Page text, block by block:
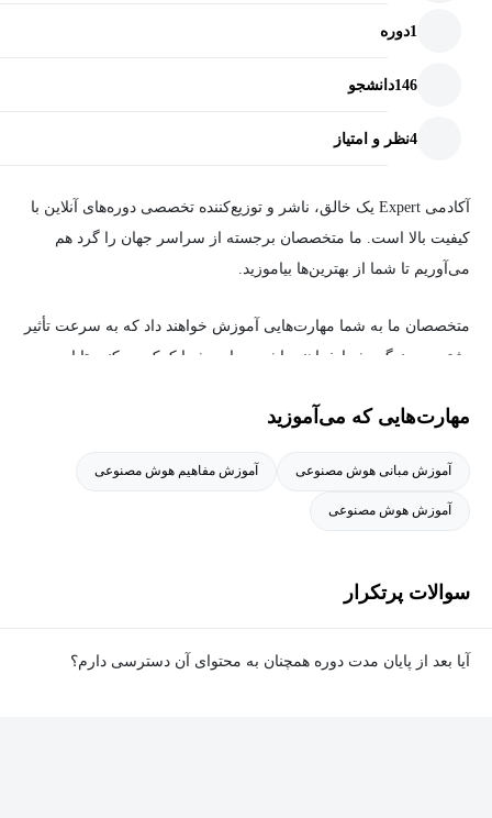
1دوره
146دانشجو
4نظر و امتیاز
آکادمی Expert یک خالق، ناشر و توزیع‌کننده تخصصی دوره‌های آنلاین با
کیفیت بالا است. ما متخصصان برجسته از سراسر جهان را گرد هم
می‌آوریم تا شما از بهترین‌ها بیاموزید.
متخصصان ما به شما مهارت‌هایی آموزش خواهند داد که به سرعت تأثیر
مثبتی بر زندگی شما خواهند داشت. ما به شما کمک می‌کنیم تا از
مهارت‌هایی که می‌آموزید
آموزش مبانی هوش مصنوعی آموزش مفاهیم هوش مصنوعی
آموزش هوش مصنوعی
سوالات پرتکرار
آیا بعد از پایان مدت دوره همچنان به محتوای آن دسترسی دارم؟